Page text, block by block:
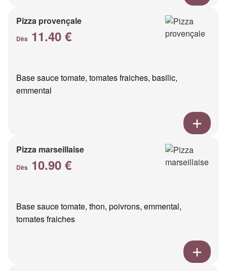
Pizza provençale
Dès 11.40 €
Base sauce tomate, tomates fraiches, basilic,
emmental
Pizza marseillaise
Dès 10.90 €
Base sauce tomate, thon, poivrons, emmental,
tomates fraiches